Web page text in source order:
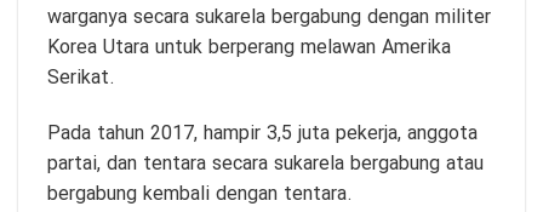
warganya secara sukarela bergabung dengan militer
Korea Utara untuk berperang melawan Amerika
Serikat.
Pada tahun 2017, hampir 3,5 juta pekerja, anggota
partai, dan tentara secara sukarela bergabung atau
bergabung kembali dengan tentara.